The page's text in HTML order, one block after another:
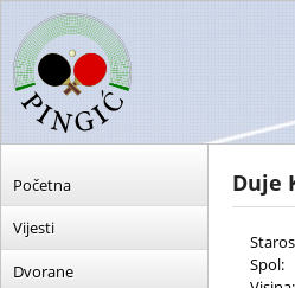
Početna
Vijesti
Dvorane
Duje
Spol: